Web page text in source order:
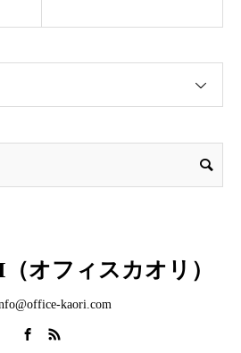
オフィスカオリ）
kaori.com